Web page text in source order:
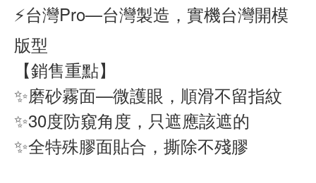
⚡台灣Pro—台灣製造，實機台灣開模
版型
【銷售重點】
✨磨砂霧面—微護眼，順滑不留指紋
✨30度防窺角度，只遮應該遮的
✨全特殊膠面貼合，撕除不殘膠